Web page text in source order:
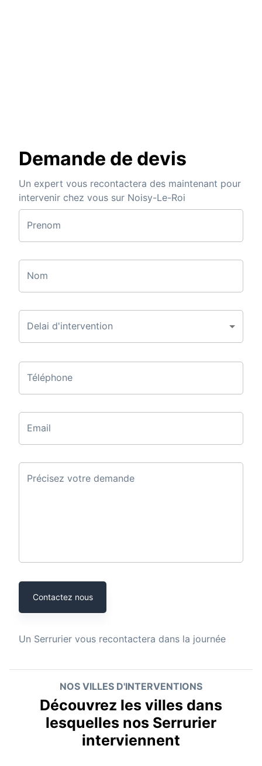
Demande de devis
Un expert vous recontactera des maintenant pour
intervenir chez vous sur Noisy-Le-Roi
Prenom
Nom
Delai d'intervention
Téléphone
Email
Précisez votre demande
Contactez nous
Un Serrurier vous recontactera dans la journée
NOS VILLES D'INTERVENTIONS
Découvrez les villes dans
lesquelles nos Serrurier
interviennent